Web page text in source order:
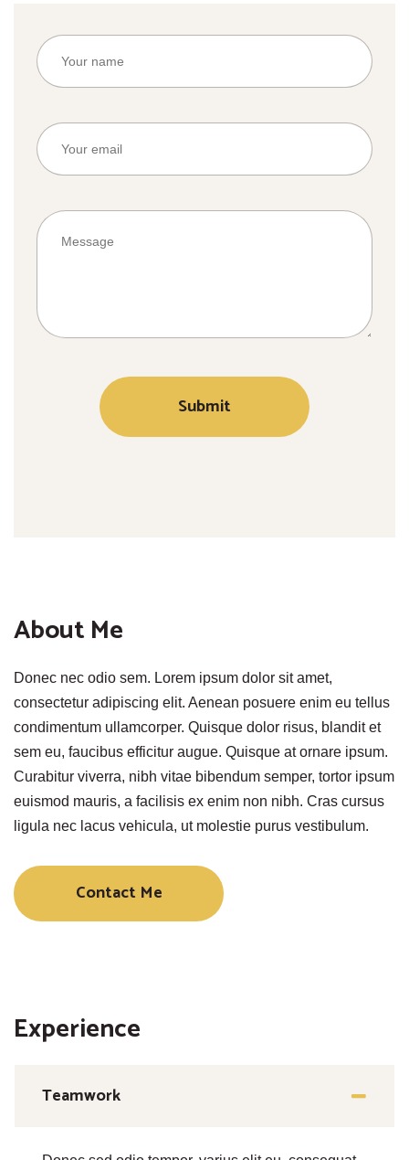
About Me
Donec nec odio sem. Lorem ipsum dolor sit amet,
consectetur adipiscing elit. Aenean posuere enim eu tellus
condimentum ullamcorper. Quisque dolor risus, blandit et
sem eu, faucibus efficitur augue. Quisque at ornare ipsum.
Curabitur viverra, nibh vitae bibendum semper, tortor ipsum
euismod mauris, a facilisis ex enim non nibh. Cras cursus
ligula nec lacus vehicula, ut molestie purus vestibulum.
Contact Me
Experience
Teamwork